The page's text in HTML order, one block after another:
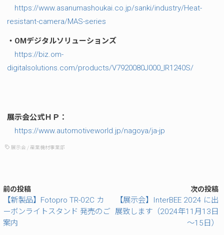
https://www.asanumashoukai.co.jp/sanki/industry/Heat-
resistant-camera/MAS-series
・OMデジタルソリューションズ
https://biz.om-
digitalsolutions.com/products/V7920080J000_IR1240S/
展示会公式ＨＰ：
https://www.automotiveworld.jp/nagoya/ja-jp
展示会 /産業機材事業部
前の投稿
【新製品】Fotopro TR-02C カ
ーボンライトスタンド 発売のご
案内
次の投稿
【展示会】InterBEE 2024 に出
展致します（2024年11月13日
～15日）